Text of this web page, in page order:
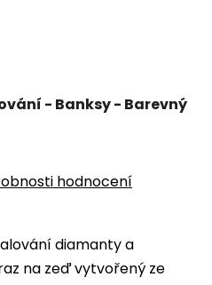
diamanty a
na zeď vytvořený ze
- Banksy - Barevný
hodnocení